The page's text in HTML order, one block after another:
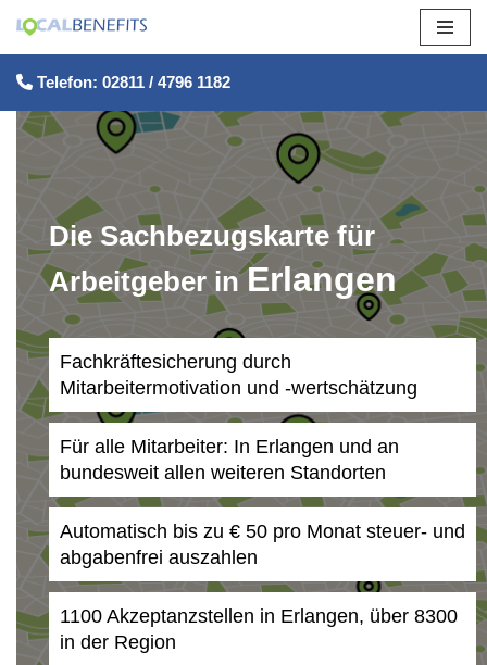
Zum
Inhalt
springen
Telefon: 02811 / 4796 1182
Die Sachbezugskarte für
Arbeitgeber inErlangen
Fachkräftesicherung durch
Mitarbeitermotivation und -wertschätzung
Für alle Mitarbeiter: In Erlangen und an
bundesweit allen weiteren Standorten
Automatisch bis zu € 50 pro Monat steuer- und
abgabenfrei auszahlen
1100 Akzeptanzstellen in Erlangen, über 8300
in der Region